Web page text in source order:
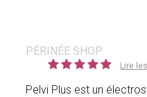
PÉRINÉE SHOP
Lire
Pelvi Plus est un